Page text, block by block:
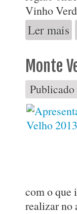
Vinho
Ler mais
Monte
com o que
realizar no